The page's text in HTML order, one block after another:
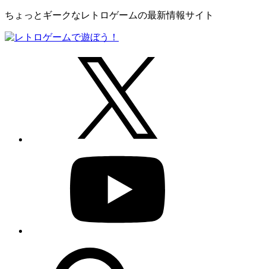
ちょっとギークなレトロゲームの最新情報サイト